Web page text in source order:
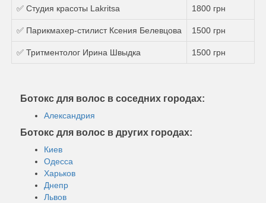
✅ Студия красоты Lakritsa 1800 грн
✅ Парикмахер-стилист Ксения Белевцова 1500 грн
✅ Тритментолог Ирина Швыдка 1500 грн
Ботокс для волос в соседних городах:
Александрия
Ботокс для волос в других городах:
Киев
Одесса
Харьков
Днепр
Львов